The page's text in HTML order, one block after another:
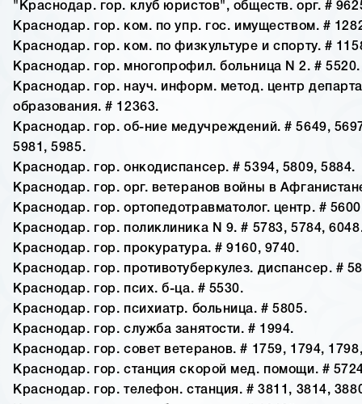
"Краснодар. гор. клуб юристов", обществ. орг. #
Краснодар. гор. ком. по упр. гос. имуществом. #
Краснодар. гор. ком. по физкультуре и спорту. #
Краснодар. гор. многопрофил. больница N 2. # 5520.
Краснодар. гор. науч. информ. метод. центр
образования. # 12363.
Краснодар. гор. об-ние медучреждений. # 5649,
5981, 5985.
Краснодар. гор. онкодиспансер. # 5394, 5809, 5884.
Краснодар. гор. орг. ветеранов войны в
Краснодар. гор. ортопедотравматолог. центр. #
Краснодар. гор. поликлиника N 9. # 5783, 5784,
Краснодар. гор. прокуратура. # 9160, 9740.
Краснодар. гор. противотуберкулез. диспансер. #
Краснодар. гор. псих. б-ца. # 5530.
Краснодар. гор. психиатр. больница. # 5805.
Краснодар. гор. служба занятости. # 1994.
Краснодар. гор. совет ветеранов. # 1759, 1794,
Краснодар. гор. станция скорой мед. помощи. #
Краснодар. гор. телефон. станция. # 3811, 3814,